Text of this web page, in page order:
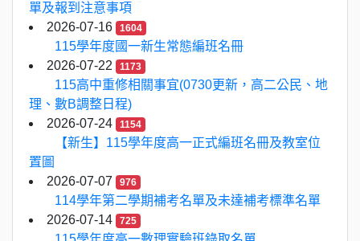
單及報到注意事項
2026-07-16
1604
115學年度國一新生常態編班名冊
2026-07-22
1173
115高中重修相關事宜(0730更新，高二公民、地
理、數B調整日程)
2026-07-24
1154
【新生】115學年度高一正式編班名冊及教室位
置圖
2026-07-07
976
114學年第二學期補考名單及未達補考標準名單
2026-07-14
725